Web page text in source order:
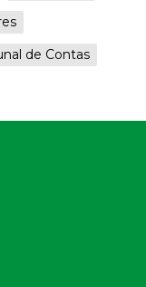
de Contas